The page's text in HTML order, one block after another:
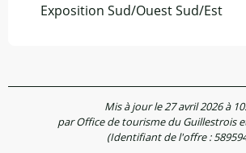
Exposition Sud/Ouest Sud/Est
Mis à jour le 27 avril 2026 à
par Office de tourisme du Guillestrois
(Identifiant de l'offre :